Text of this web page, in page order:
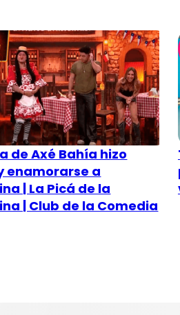
de Axé Bahía hizo
enamorarse a
| La Picá de la
| Club de la Comedia